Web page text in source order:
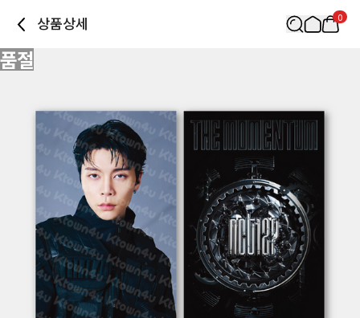
상품상세 0
품절